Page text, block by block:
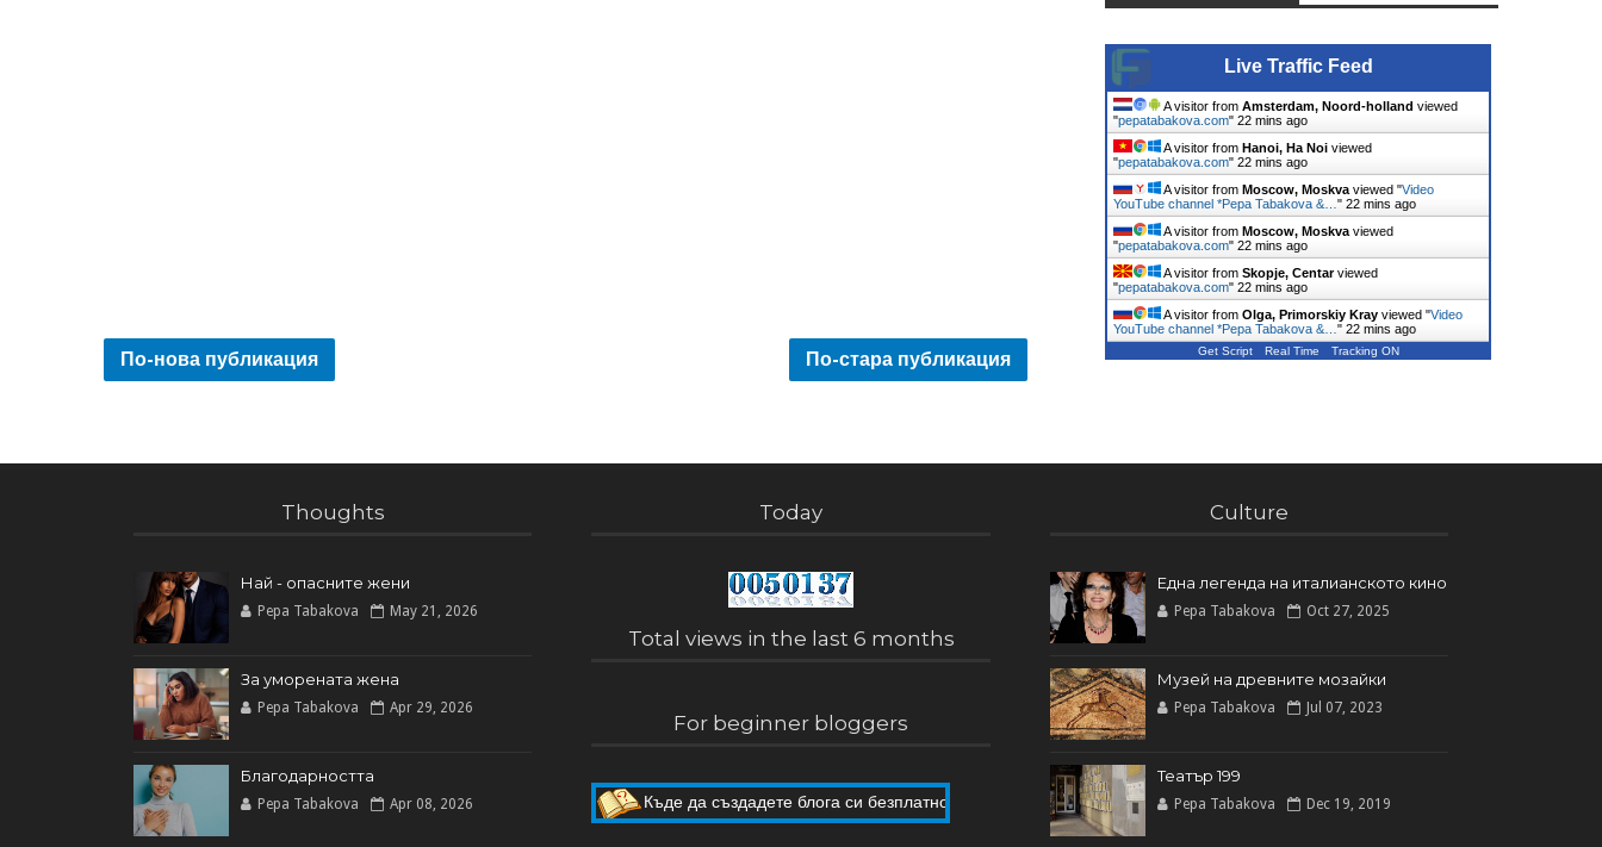
По-нова публикация По-стара публикация
Live Traffic Feed
A visitor from Amsterdam, Noord-holland viewed
"pepatabakova.com" 22 mins ago
A visitor from Hanoi, Ha Noi viewed
"pepatabakova.com" 22 mins ago
A visitor from Moscow, Moskva viewed "Video
YouTube channel *Pepa Tabakova &… " 22 mins ago
A visitor from Moscow, Moskva viewed
"pepatabakova.com" 22 mins ago
A visitor from Skopje, Centarviewed
"pepatabakova.com" 22 mins ago
A visitor from Olga, Primorskiy Kray viewed "Video
YouTube channel *Pepa Tabakova &… " 22 mins ago
Get Script Real Time Tracking ON
Thoughts
Най - опасните жени
Pepa Tabakova May 21, 2026
За уморената жена
Pepa Tabakova Apr 29, 2026
Благодарността
Pepa Tabakova Apr 08, 2026
Today
Total views in the last 6 months
For beginner bloggers
Къде да създадете блога си безплатно
Culture
Една легенда на италианското кинo
Pepa Tabakova Oct 27, 2025
Музей на древните мозайки
Pepa Tabakova Jul 07, 2023
Театър 199
Pepa Tabakova Dec 19, 2019